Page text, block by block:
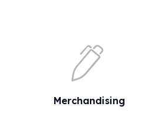
Merchandising